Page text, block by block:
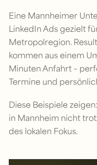
Eine Mannheimer
LinkedIn Ads gezielt
Metropolregion.
kommen aus einem
Minuten Anfahrt –
Termine und
Diese Beispiele
in Mannheim nicht
des lokalen Fokus.